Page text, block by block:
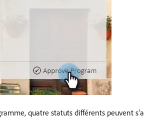
quatre statuts différents peuvent